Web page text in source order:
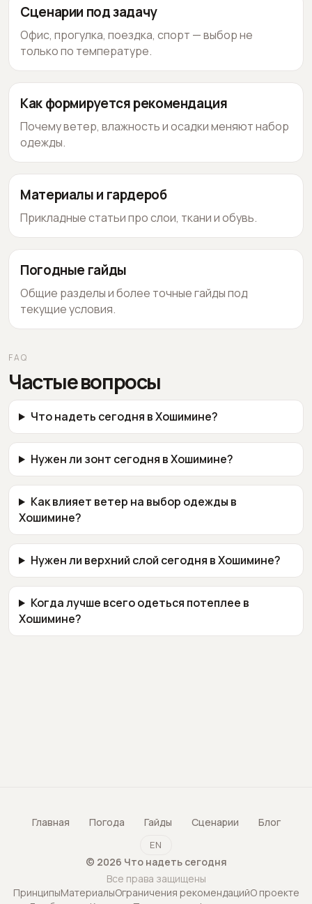
Сценарии под задачу
Офис, прогулка, поездка, спорт — выбор не
только по температуре.
Как формируется рекомендация
Почему ветер, влажность и осадки меняют набор
одежды.
Материалы и гардероб
Прикладные статьи про слои, ткани и обувь.
Погодные гайды
Общие разделы и более точные гайды под
текущие условия.
FAQ
Частые вопросы
Что надеть сегодня в Хошимине?
Нужен ли зонт сегодня в Хошимине?
Как влияет ветер на выбор одежды в
Хошимине?
Нужен ли верхний слой сегодня в Хошимине?
Когда лучше всего одеться потеплее в
Хошимине?
Главная Погода Гайды Сценарии Блог
EN
© 2026 Что надеть сегодня
Все права защищены
ПринципыМатериалыОграничения рекомендацийО проекте